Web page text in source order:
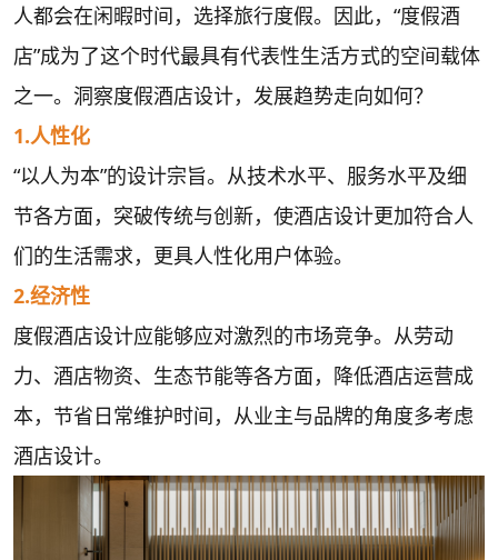
人都会在闲暇时间，选择旅行度假。因此，“度假酒
店”成为了这个时代最具有代表性生活方式的空间载体
之一。洞察度假酒店设计，发展趋势走向如何？
1.人性化
“以人为本”的设计宗旨。从技术水平、服务水平及细
节各方面，突破传统与创新，使酒店设计更加符合人
们的生活需求，更具人性化用户体验。
2.经济性
度假酒店设计应能够应对激烈的市场竞争。从劳动
力、酒店物资、生态节能等各方面，降低酒店运营成
本，节省日常维护时间，从业主与品牌的角度多考虑
酒店设计。